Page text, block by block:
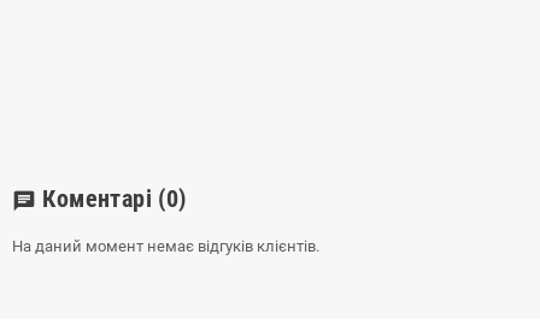
chat Коментарі (0)
На даний момент немає відгуків клієнтів.